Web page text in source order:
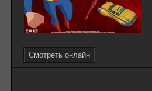
Смотреть онлайн